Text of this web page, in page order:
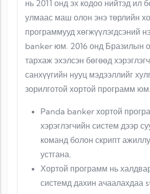
нь 2011 онд эх кодоо нийтэд ил
улмаас маш олон энэ төрлийн
программууд хөгжүүлэгдсэний
banker юм. 2016 онд Бразилын
тархаж эхэлсэн бөгөөд
санхүүгийн нууц мэдээллийг
зорилготой хортой программ юм.
Panda banker хортой
хэрэглэгчийн систем дээр
команд болон скрипт
устгана.
Хортой программ нь
системд дахин ачаалахдаа